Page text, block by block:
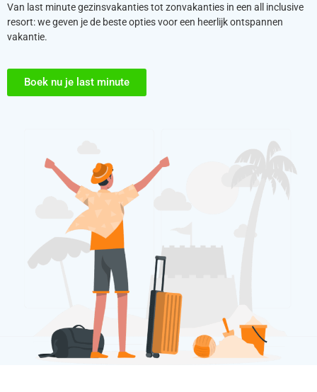
Van last minute gezinsvakanties tot zonvakanties in een all inclusive
resort: we geven je de beste opties voor een heerlijk ontspannen
vakantie.
Boek nu je last minute